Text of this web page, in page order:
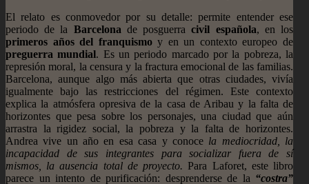
El relato es conmovedor por su detalle: permite entender ese
periodo de la Barcelona de posguerracivil española, en los
primeros años del franquismoy en un contexto europeo de
preguerra mundial. Es un periodo marcado por la pobreza, la
represión moral, la censura y la fractura emocional de las familias.
Barcelona, aunque algo más abierta que otras ciudades, vivía
igualmente bajo las restricciones del régimen. Este contexto
explica la atmósfera opresiva de la casa de Aribau y la falta de
horizontes que pesa sobre los personajes, una ciudad que aún
arrastra la rigidez social, la pobreza y la falta de horizontes.
Andrea vive un año en esa casa y conoce la mediocridad, la
incapacidad de sus integrantes para socializar fuera de sí
mismos, la ausencia total de proyecto. Para Laforet, este libro
parece un intento de purificación: desprenderse de la “costra”